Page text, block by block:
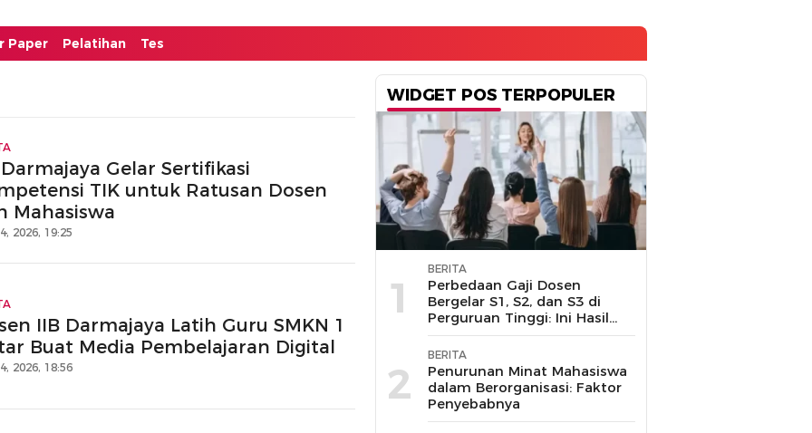
Paper Pelatihan Tes
Gelar Sertifikasi
TIK untuk Ratusan Dosen
Mahasiswa
2026, 19:25
IIB Darmajaya Latih Guru SMKN 1
Buat Media Pembelajaran Digital
2026, 18:56
WIDGET POS TERPOPULER
1
BERITA
Perbedaan Gaji Dosen
Bergelar S1, S2, dan S3 di
Perguruan Tinggi: Ini Hasil
Penelusuran
2
BERITA
Penurunan Minat Mahasiswa
dalam Berorganisasi: Faktor
Penyebabnya